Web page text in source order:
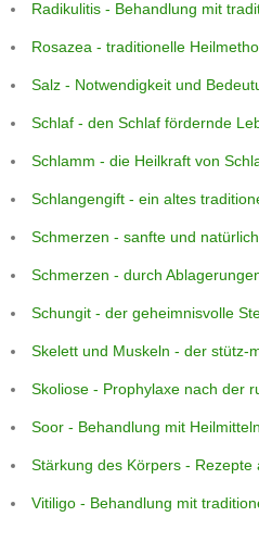
Radikulitis - Behandlung mit
Rosazea - traditionelle
Salz - Notwendigkeit und
Schlaf - den Schlaf fördernde
Schlamm - die Heilkraft von
Schlangengift - ein altes
Schmerzen - sanfte und
Schmerzen - durch
Schungit - der geheimnisvolle
Skelett und Muskeln - der stütz-
Skoliose - Prophylaxe nach der
Soor - Behandlung mit
Stärkung des Körpers - Rezepte
Vitiligo - Behandlung mit